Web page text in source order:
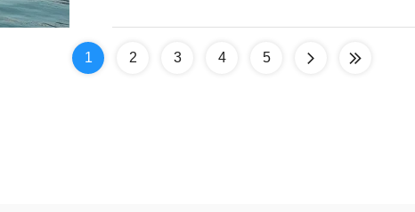
1 2 3 4 5